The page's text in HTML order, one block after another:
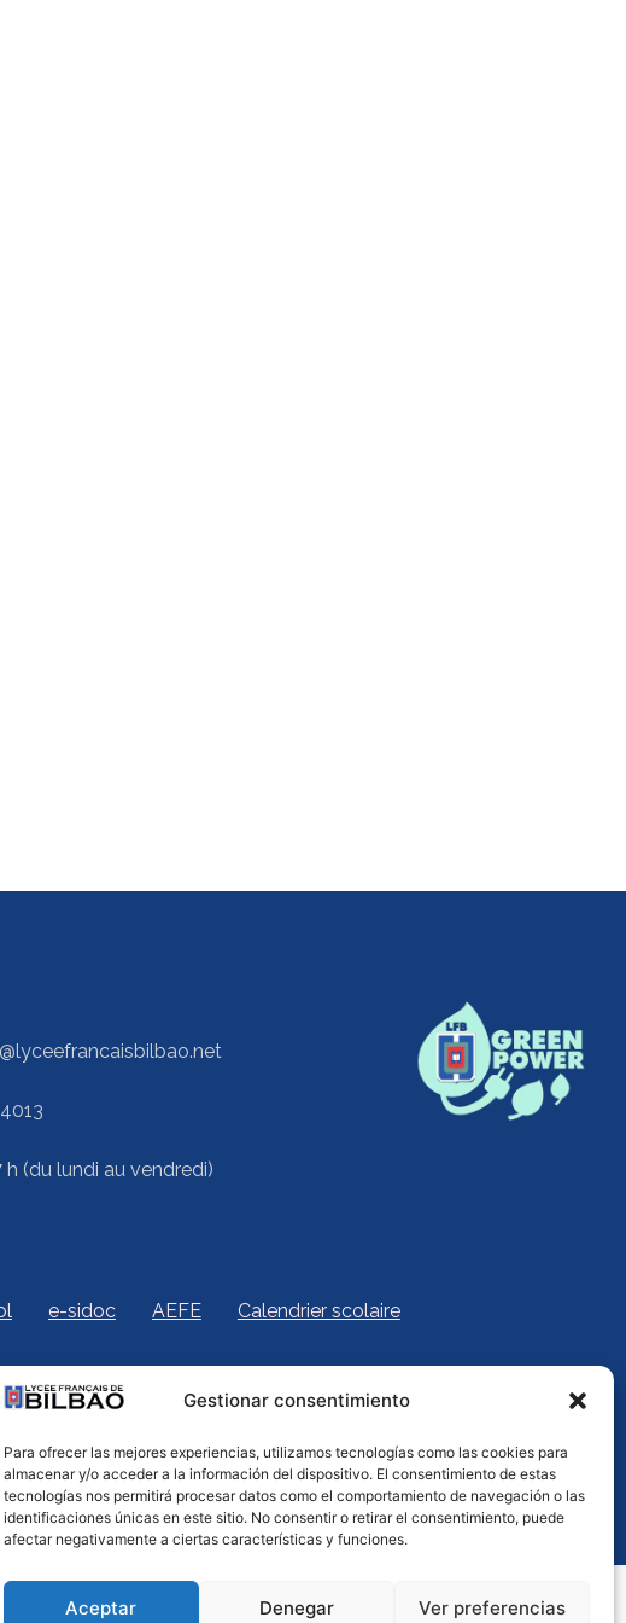
Gestionar consentimiento
Para ofrecer las mejores experiencias, utilizamos tecnologías como las cookies para
almacenar y/o acceder a la información del dispositivo. El consentimiento de estas
tecnologías nos permitirá procesar datos como el comportamiento de navegación o las
identificaciones únicas en este sitio. No consentir o retirar el consentimiento, puede
afectar negativamente a ciertas características y funciones.
Aceptar Denegar Ver preferencias
h (du lundi au vendredi)
e-sidoc AEFE Calendrier scolaire
de privacidad Cookies Sitemap